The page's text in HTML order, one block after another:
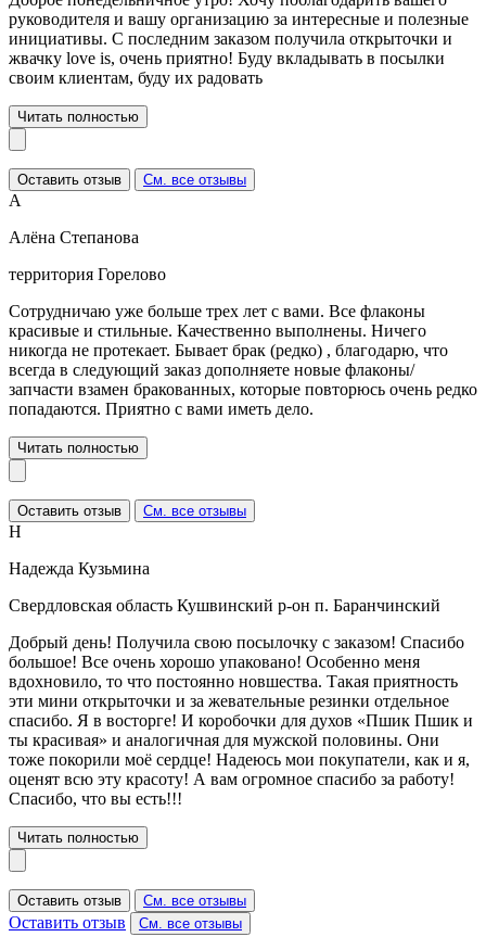
руководителя и вашу организацию за интересные и полезные
инициативы. С последним заказом получила открыточки и
жвачку love is, очень приятно! Буду вкладывать в посылки
своим клиентам, буду их радовать
Читать полностью
Оставить отзыв См. все отзывы
А
Алёна Степанова
территория Горелово
Сотрудничаю уже больше трех лет с вами. Все флаконы
красивые и стильные. Качественно выполнены. Ничего
никогда не протекает. Бывает брак (редко) , благодарю, что
всегда в следующий заказ дополняете новые флаконы/
запчасти взамен бракованных, которые повторюсь очень редко
попадаются. Приятно с вами иметь дело.
Читать полностью
Оставить отзыв См. все отзывы
Н
Надежда Кузьмина
Свердловская область Кушвинский р-он п. Баранчинский
Добрый день! Получила свою посылочку с заказом! Спасибо
большое! Все очень хорошо упаковано! Особенно меня
вдохновило, то что постоянно новшества. Такая приятность
эти мини открыточки и за жевательные резинки отдельное
спасибо. Я в восторге! И коробочки для духов «Пшик Пшик и
ты красивая» и аналогичная для мужской половины. Они
тоже покорили моё сердце! Надеюсь мои покупатели, как и я,
оценят всю эту красоту! А вам огромное спасибо за работу!
Спасибо, что вы есть!!!
Читать полностью
Оставить отзыв См. все отзывы
Оставить отзыв См. все отзывы